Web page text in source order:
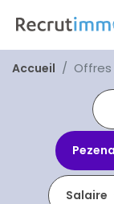
Accueil
Salaire